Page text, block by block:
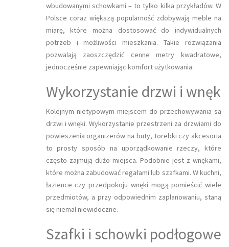
wbudowanymi schowkami – to tylko kilka przykładów. W
Polsce coraz większą popularność zdobywają meble na
miarę, które można dostosować do indywidualnych
potrzeb i możliwości mieszkania. Takie rozwiązania
pozwalają zaoszczędzić cenne metry kwadratowe,
jednocześnie zapewniając komfort użytkowania.
Wykorzystanie drzwi i wnęk
Kolejnym nietypowym miejscem do przechowywania są
drzwi i wnęki. Wykorzystanie przestrzeni za drzwiami do
powieszenia organizerów na buty, torebki czy akcesoria
to prosty sposób na uporządkowanie rzeczy, które
często zajmują dużo miejsca. Podobnie jest z wnękami,
które można zabudować regałami lub szafkami. W kuchni,
łazience czy przedpokoju wnęki mogą pomieścić wiele
przedmiotów, a przy odpowiednim zaplanowaniu, staną
się niemal niewidoczne.
Szafki i schowki podłogowe